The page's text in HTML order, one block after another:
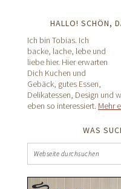
HALLO! SCHÖN,
Ich bin Tobias. Ich
backe, lache, lebe und
liebe hier. Hier erwarten
Dich Kuchen und
Gebäck, gutes Essen,
Delikatessen, Design und
eben so interessiert. Mehr
WAS